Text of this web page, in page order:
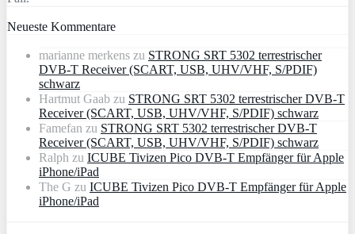
Neueste Kommentare
marianne merkens zu STRONG SRT 5302 terrestrischer
DVB-T Receiver (SCART, USB, UHV/VHF, S/PDIF)
schwarz
Hartmut Gaab zu STRONG SRT 5302 terrestrischer DVB-T
Receiver (SCART, USB, UHV/VHF, S/PDIF) schwarz
Famefan zu STRONG SRT 5302 terrestrischer DVB-T
Receiver (SCART, USB, UHV/VHF, S/PDIF) schwarz
Ralph zu ICUBE Tivizen Pico DVB-T Empfänger für Apple
iPhone/iPad
The G zu ICUBE Tivizen Pico DVB-T Empfänger für Apple
iPhone/iPad